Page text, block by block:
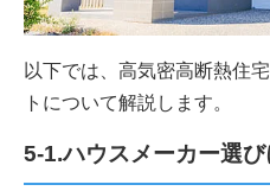
以下では、高気密高断熱住
トについて解説します。
5-1.ハウスメーカー選